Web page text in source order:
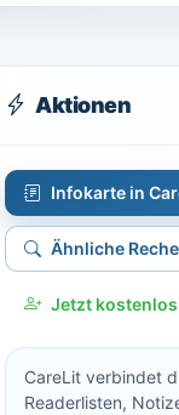
Aktionen
Infokarte in
Ähnliche
Jetzt
CareLit verbindet
Readerlisten,